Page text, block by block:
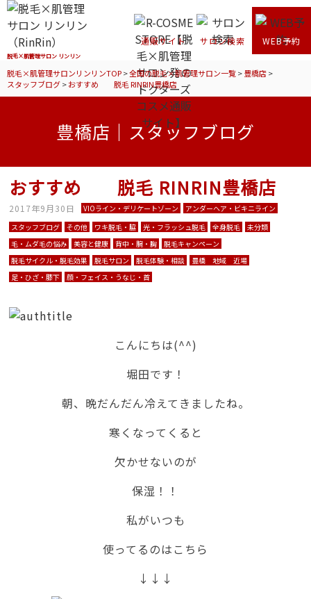
脱毛×肌管理サロン リンリン
通販サイト サロン検索 WEB予約
脱毛×肌管理サロンリンリンTOP>全国の脱毛×肌管理サロン一覧>豊橋店>
スタッフブログ>おすすめ 脱毛 RINRIN豊橋店
豊橋店｜スタッフブログ
おすすめ 脱毛 RINRIN豊橋店
2017年9月30日 VIOライン・デリケートゾーン
アンダーヘア・ビキニライン
スタッフブログ
その他 ワキ脱毛・脇 光・フラッシュ脱毛 全身脱毛
未分類
毛・ムダ毛の悩み
美容と健康 背中・腕・胸
脱毛キャンペーン
脱毛サイクル・脱毛効果
脱毛サロン 脱毛体験・相談
豊橋 地域 近場
足・ひざ・膝下
顔・フェイス・うなじ・首
こんにちは(^^)
堀田です！
朝、晩だんだん冷えてきましたね。
寒くなってくると
欠かせないのが
保湿！！
私がいつも
使ってるのはこちら
↓↓↓